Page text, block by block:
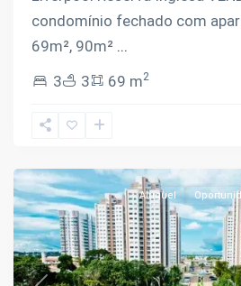
condomínio fechado com
69m², 90m² ...
3
3 69 m2
Aleixo,
Aluguel